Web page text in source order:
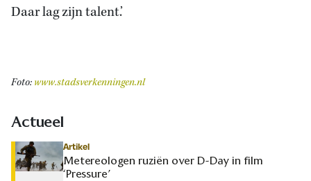
Daar lag zijn talent.’
Foto: www.stadsverkenningen.nl
Actueel
Artikel
Metereologen ruziën over D-Day in film
‘Pressure’